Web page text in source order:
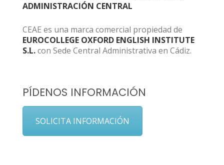
ADMINISTRACIÓN CENTRAL
CEAE es una marca comercial propiedad de
EUROCOLLEGE OXFORD ENGLISH INSTITUTE
S.L.con Sede Central Administrativa en Cádiz.
PÍDENOS INFORMACIÓN
SOLICITA INFORMACIÓN